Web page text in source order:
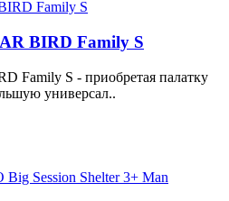
BIRD Family S
Family S - приобретая палатку
универсал..